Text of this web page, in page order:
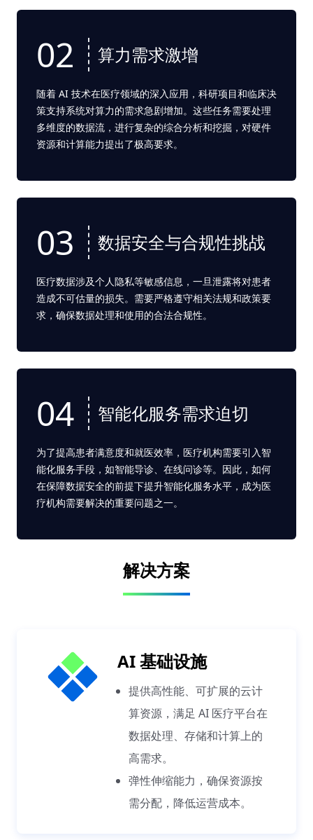
02 算力需求激增
随着 AI 技术在医疗领域的深入应用，科研项目和临床决
策支持系统对算力的需求急剧增加。这些任务需要处理
多维度的数据流，进行复杂的综合分析和挖掘，对硬件
资源和计算能力提出了极高要求。
03 数据安全与合规性挑战
医疗数据涉及个人隐私等敏感信息，一旦泄露将对患者
造成不可估量的损失。需要严格遵守相关法规和政策要
求，确保数据处理和使用的合法合规性。
04 智能化服务需求迫切
为了提高患者满意度和就医效率，医疗机构需要引入智
能化服务手段，如智能导诊、在线问诊等。因此，如何
在保障数据安全的前提下提升智能化服务水平，成为医
疗机构需要解决的重要问题之一。
解决方案
AI 基础设施
提供高性能、可扩展的云计
算资源，满足 AI 医疗平台在
数据处理、存储和计算上的
高需求。
弹性伸缩能力，确保资源按
需分配，降低运营成本。